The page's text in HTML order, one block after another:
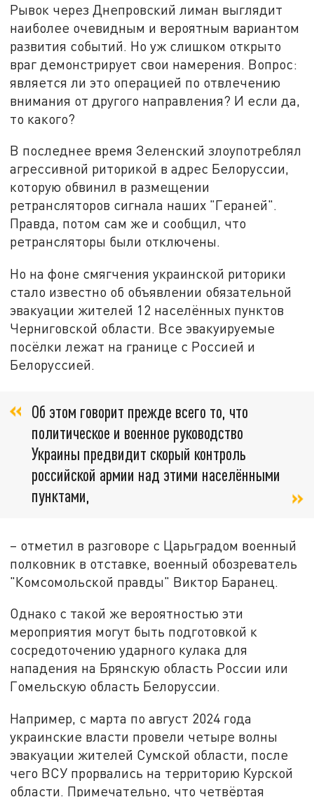
Рывок через Днепровский лиман выглядит
наиболее очевидным и вероятным вариантом
развития событий. Но уж слишком открыто
враг демонстрирует свои намерения. Вопрос:
является ли это операцией по отвлечению
внимания от другого направления? И если да,
то какого?
В последнее время Зеленский злоупотреблял
агрессивной риторикой в адрес Белоруссии,
которую обвинил в размещении
ретрансляторов сигнала наших "Гераней".
Правда, потом сам же и сообщил, что
ретрансляторы были отключены.
Но на фоне смягчения украинской риторики
стало известно об объявлении обязательной
эвакуации жителей 12 населённых пунктов
Черниговской области. Все эвакуируемые
посёлки лежат на границе с Россией и
Белоруссией.
Об этом говорит прежде всего то, что
политическое и военное руководство
Украины предвидит скорый контроль
российской армии над этими населёнными
пунктами,
– отметил в разговоре с Царьградом военный
полковник в отставке, военный обозреватель
"Комсомольской правды" Виктор Баранец.
Однако с такой же вероятностью эти
мероприятия могут быть подготовкой к
сосредоточению ударного кулака для
нападения на Брянскую область России или
Гомельскую область Белоруссии.
Например, с марта по август 2024 года
украинские власти провели четыре волны
эвакуации жителей Сумской области, после
чего ВСУ прорвались на территорию Курской
области. Примечательно, что четвёртая